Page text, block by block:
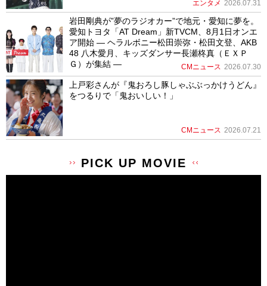
エンタメ 2026.07.31
岩田剛典が”夢のラジオカー”で地元・愛知に夢を。
愛知トヨタ「AT Dream」新TVCM、8月1日オンエ
ア開始 ― ヘラルボニー松田崇弥・松田文登、AKB
48 八木愛月、キッズダンサー長瀬柊真（ＥＸＰ
Ｇ）が集結 ―
CMニュース 2026.07.30
上戸彩さんが『鬼おろし豚しゃぶぶっかけうどん』
をつるりで「鬼おいしい！」
CMニュース 2026.07.21
PICK UP MOVIE